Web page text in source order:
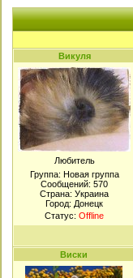
Викуля
Любитель
Группа: Новая группа
Сообщений: 570
Страна: Украина
Город: Донецк
Статус: Offline
Виски